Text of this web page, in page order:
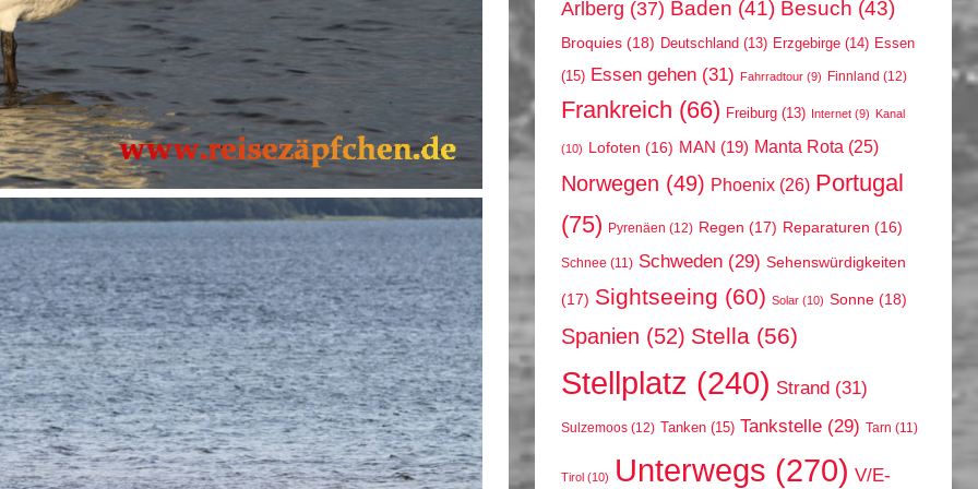
Arlberg (37) Baden (41) Besuch (43)
Broquies (18) Deutschland (13) Erzgebirge (14) Essen
(15) Essen gehen (31) Fahrradtour (9) Finnland (12)
Frankreich (66) Freiburg (13) Internet (9) Kanal
(10) Lofoten (16) MAN (19) Manta Rota (25)
Norwegen (49) Phoenix (26) Portugal
(75) Pyrenäen (12) Regen (17) Reparaturen (16)
Schnee (11) Schweden (29) Sehenswürdigkeiten
(17) Sightseeing (60) Solar (10) Sonne (18)
Spanien (52) Stella (56)
Stellplatz (240) Strand (31)
Sulzemoos (12) Tanken (15) Tankstelle (29) Tarn (11)
Tirol (10) Unterwegs (270) V/E-